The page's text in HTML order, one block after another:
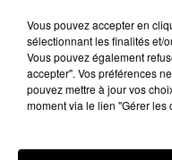
21 août 2025 - 1 min 9
L'AGENDA DU
Vous pouvez accepter en
sélectionnant les finalités et/
Vous pouvez également
accepter". Vos préférences
pouvez mettre à jour vos
moment via le lien "Gérer